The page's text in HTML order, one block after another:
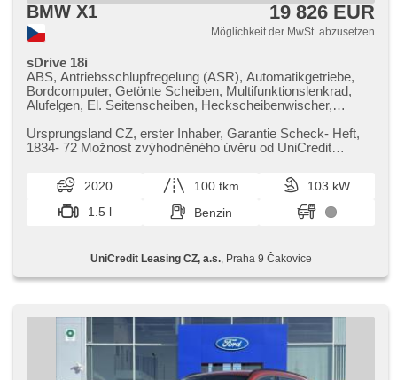
BMW X1 19 826 EUR
Möglichkeit der MwSt. abzusetzen
sDrive 18i
ABS, Antriebsschlupfregelung (ASR), Automatikgetriebe,
Bordcomputer, Getönte Scheiben, Multifunktionslenkrad,
Alufelgen, El. Seitenscheiben, Heckscheibenwischer,
Kopflehnen, Positionssitze, Autoradio, Teilbare
Rücksitzbank, El. Spiegel, beheizte Spiegel,
USB, Tempomat, Wegfahrsperre, Scheibenwischersensor,
Lichtsensor, Dachträger, Lenkrad einstellbar,
höheneinstellbare Sitze, Zentralverriegelung mit
Funkfernbedienung, 8x Airbag, Navigation, El. Klappspiegel,
Beifahrerairbagdeaktivierung, Brems-Assistent, automatisch
im Berg bremsen , Reifendrucksensor, starten per Taste,
Bluetooth, isofix, samostmívací zrcátka, parkovací senzory
přední, parkovací senzory zadní, bezklíčové startování
Ursprungsland CZ,​ erster Inhaber,​ Garantie Scheck​- Heft,​
1834​- 72 Možnost zvýhodněného úvěru od UniCredit
2020 100 tkm
103 kW
1.5 l
Benzin
UniCredit Leasing CZ, a.s., Praha 9 Čakovice